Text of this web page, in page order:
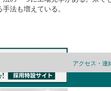
法も増えている。
アクセス・連